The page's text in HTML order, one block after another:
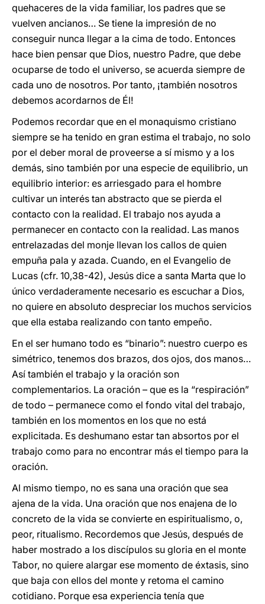
quehaceres de la vida familiar, los padres que se
vuelven ancianos… Se tiene la impresión de no
conseguir nunca llegar a la cima de todo. Entonces
hace bien pensar que Dios, nuestro Padre, que debe
ocuparse de todo el universo, se acuerda siempre de
cada uno de nosotros. Por tanto, ¡también nosotros
debemos acordarnos de Él!
Podemos recordar que en el monaquismo cristiano
siempre se ha tenido en gran estima el trabajo, no solo
por el deber moral de proveerse a sí mismo y a los
demás, sino también por una especie de equilibrio, un
equilibrio interior: es arriesgado para el hombre
cultivar un interés tan abstracto que se pierda el
contacto con la realidad. El trabajo nos ayuda a
permanecer en contacto con la realidad. Las manos
entrelazadas del monje llevan los callos de quien
empuña pala y azada. Cuando, en el Evangelio de
Lucas (cfr. 10,38-42), Jesús dice a santa Marta que lo
único verdaderamente necesario es escuchar a Dios,
no quiere en absoluto despreciar los muchos servicios
que ella estaba realizando con tanto empeño.
En el ser humano todo es “binario”: nuestro cuerpo es
simétrico, tenemos dos brazos, dos ojos, dos manos…
Así también el trabajo y la oración son
complementarios. La oración – que es la “respiración”
de todo – permanece como el fondo vital del trabajo,
también en los momentos en los que no está
explicitada. Es deshumano estar tan absortos por el
trabajo como para no encontrar más el tiempo para la
oración.
Al mismo tiempo, no es sana una oración que sea
ajena de la vida. Una oración que nos enajena de lo
concreto de la vida se convierte en espiritualismo, o,
peor, ritualismo. Recordemos que Jesús, después de
haber mostrado a los discípulos su gloria en el monte
Tabor, no quiere alargar ese momento de éxtasis, sino
que baja con ellos del monte y retoma el camino
cotidiano. Porque esa experiencia tenía que